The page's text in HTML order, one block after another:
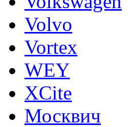
Volvo
Vortex
WEY
XCite
Москвич